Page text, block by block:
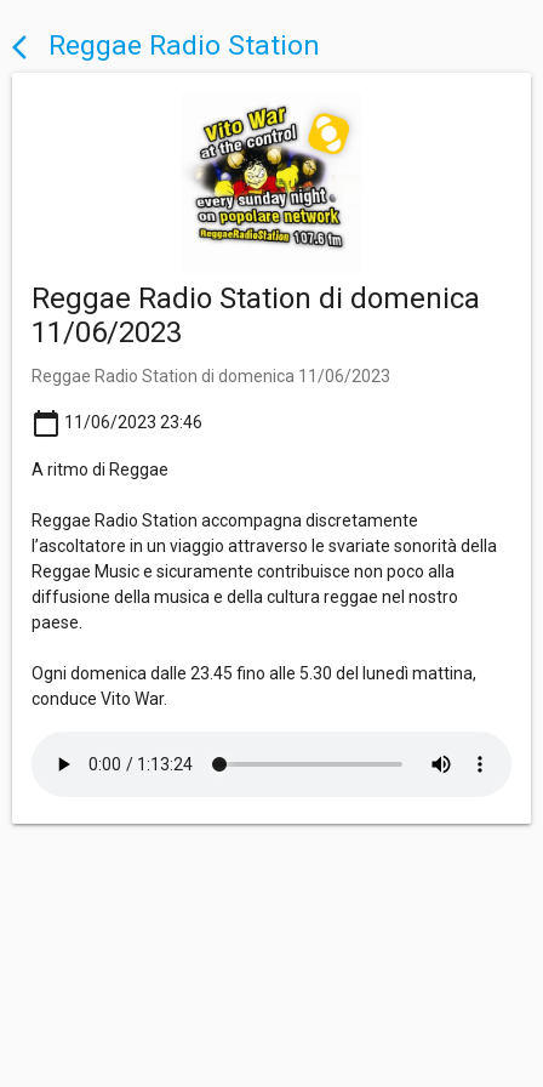
arrow_back_ios Reggae Radio Station
Reggae Radio Station di domenica
11/06/2023
Reggae Radio Station di domenica 11/06/2023
calendar_today 11/06/2023 23:46
A ritmo di Reggae
Reggae Radio Station accompagna discretamente
l’ascoltatore in un viaggio attraverso le svariate sonorità della
Reggae Music e sicuramente contribuisce non poco alla
diffusione della musica e della cultura reggae nel nostro
paese.
Ogni domenica dalle 23.45 fino alle 5.30 del lunedì mattina,
conduce Vito War.